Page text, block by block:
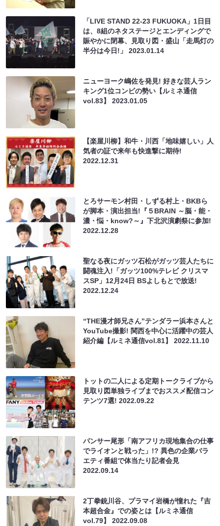
「LIVE STAND 22-23 FUKUOKA」1日目
は、8組のネタステージとエンディングで
賑やかに閉幕、見取り図・盛山「走馬灯の
半分は今日!」2023.01.14
ニューヨーク嶋佐を発見! 好きな芸人ラン
キング1位コンビの勢い【ルミネ通信
vol.83】2023.01.05
【楽屋川柳】和牛・川西「地味嬉しい」人
気者の証で来年も快進撃に期待!
2022.12.31
とろサーモン村田・しずる村上・BKBら
が脚本・演出担当!『５BRAIN ～脳・能・
濃・悩・know?～』下北沢演劇祭に参加!
2022.12.28
聖なる夜にガッツ石松がガッツ芸人たちに
闘魂注入!「ガッツ100%テレビ クリスマ
スSP」12月24日 BSよしもとで放送!
2022.12.24
“THE漫才師兄さん”テンダラー浜本さんと
YouTube撮影! 関西を中心に活躍中の芸人
紹介編【ルミネ通信vol.81】2022.11.10
トットの二人による定期トークライブから
見取り図単独ライブまでおススメ配信コン
テンツ7選!2022.09.22
パンサー尾形「南アフリカ現地集合の仕事
でライオンと戦った」!? 異色の企業バラ
エティ番組で体当たり記者会見
2022.09.14
2丁拳銃川谷、プラマイ岩橋が憧れた『吉
本超合金』での姿とは【ルミネ通信
vol.79】2022.09.08